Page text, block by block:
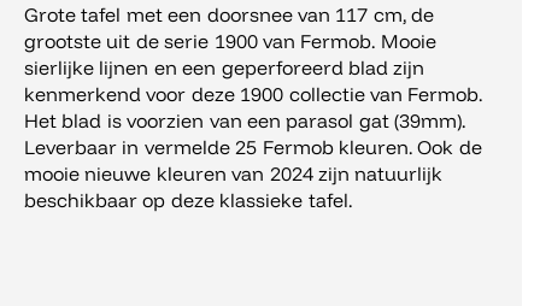
Grote tafel met een doorsnee van 117 cm, de
grootste uit de serie 1900 van Fermob. Mooie
sierlijke lijnen en een geperforeerd blad zijn
kenmerkend voor deze 1900 collectie van Fermob.
Het blad is voorzien van een parasol gat (39mm).
Leverbaar in vermelde 25 Fermob kleuren. Ook de
mooie nieuwe kleuren van 2024 zijn natuurlijk
beschikbaar op deze klassieke tafel.